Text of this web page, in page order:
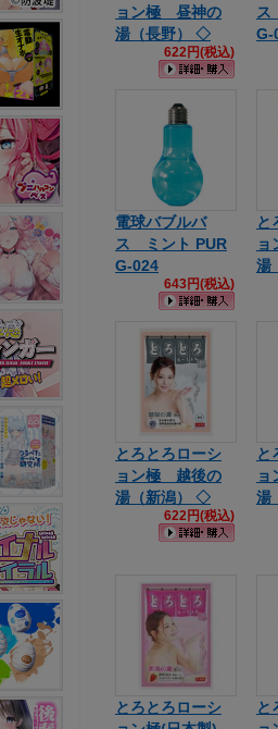
ョン極 昼神の
湯（長野） ◇
622円(税込)
ス
G-
電球バブルバ
ス ミント PUR
G-024
643円(税込)
と
湯
とろとろローシ
ョン極 越後の
湯（新潟） ◇
622円(税込)
と
湯
とろとろローシ
と